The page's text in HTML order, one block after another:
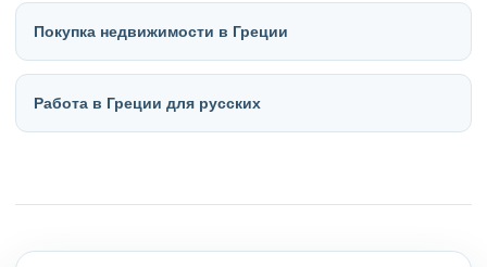
Покупка недвижимости в Греции
Работа в Греции для русских